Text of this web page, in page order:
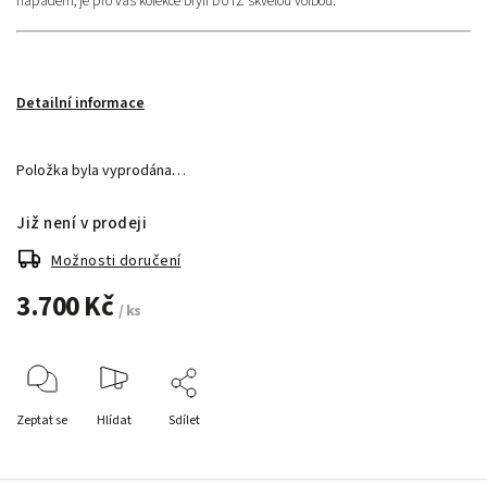
Detailní informace
Položka byla vyprodána…
3.700 Kč / ks
Již není v prodeji
Možnosti doručení
Zeptat se Hlídat Sdílet